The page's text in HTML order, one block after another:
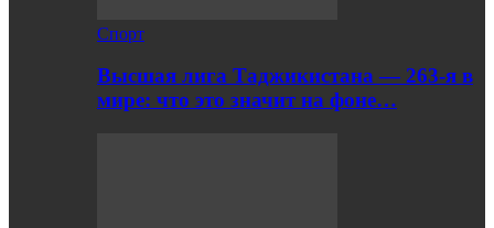
Спорт
Высшая лига Таджикистана — 263-я в
мире: что это значит на фоне…